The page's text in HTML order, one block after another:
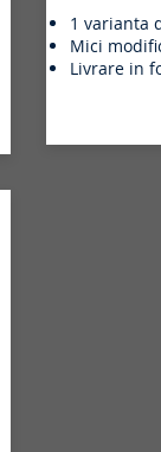
1 varianta
Mici
Livrare in